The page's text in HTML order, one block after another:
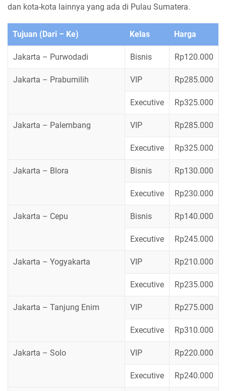
dan kota-kota lainnya yang ada di Pulau Sumatera.
Tujuan (Dari – Ke) Kelas Harga
Jakarta – Purwodadi Bisnis Rp120.000
Jakarta – Prabumilih VIP Rp285.000
Executive Rp325.000
Jakarta – Palembang VIP Rp285.000
Executive Rp325.000
Jakarta – Blora Bisnis Rp130.000
Executive Rp230.000
Jakarta – Cepu Bisnis Rp140.000
Executive Rp245.000
Jakarta – Yogyakarta VIP Rp210.000
Executive Rp235.000
Jakarta – Tanjung Enim VIP Rp275.000
Executive Rp310.000
Jakarta – Solo VIP Rp220.000
Executive Rp240.000